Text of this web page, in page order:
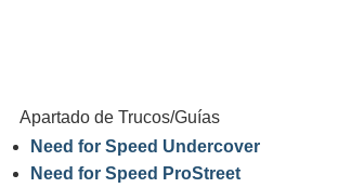
Apartado de Trucos/Guías
Need for Speed Undercover
Need for Speed ProStreet